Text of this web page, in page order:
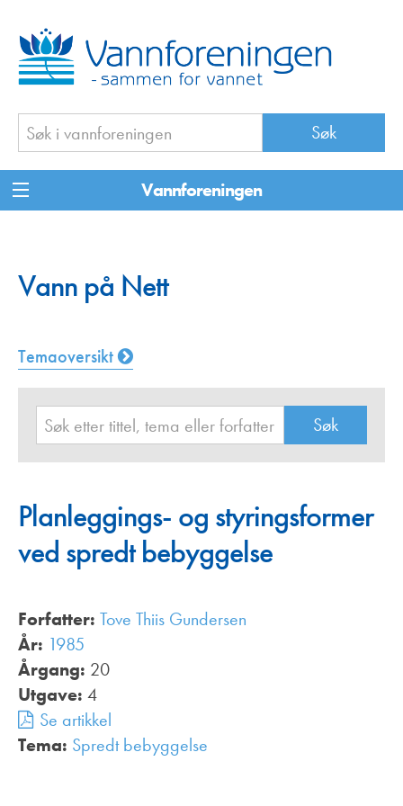
Vannforeningen
Vann på Nett
Temaoversikt
Planleggings- og styringsformer
ved spredt bebyggelse
Forfatter: Tove Thiis Gundersen
År: 1985
Årgang: 20
Utgave: 4
Se artikkel
Tema: Spredt bebyggelse